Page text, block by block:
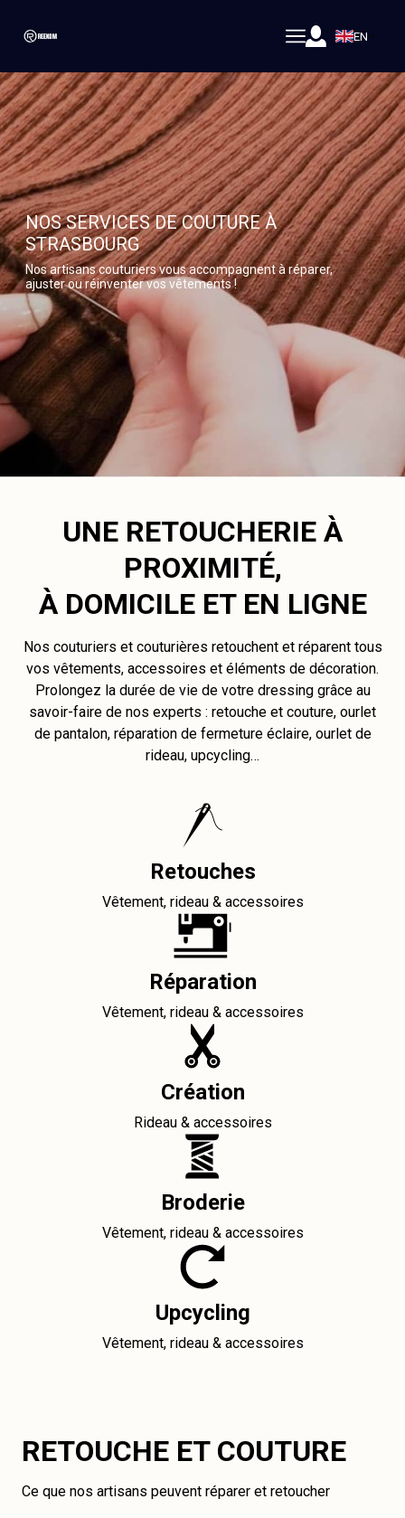
EN
NOS SERVICES DE COUTURE À
STRASBOURG
Nos artisans couturiers vous accompagnent à réparer,
ajuster ou réinventer vos vêtements !
UNE RETOUCHERIE À
PROXIMITÉ,
À DOMICILE ET EN LIGNE
Nos couturiers et couturières retouchent et réparent tous
vos vêtements, accessoires et éléments de décoration.
Prolongez la durée de vie de votre dressing grâce au
savoir-faire de nos experts : retouche et couture, ourlet
de pantalon, réparation de fermeture éclaire, ourlet de
rideau, upcycling…
Retouches
Vêtement, rideau & accessoires
Réparation
Vêtement, rideau & accessoires
Création
Rideau & accessoires
Broderie
Vêtement, rideau & accessoires
Upcycling
Vêtement, rideau & accessoires
RETOUCHE ET COUTURE
Ce que nos artisans peuvent réparer et retoucher